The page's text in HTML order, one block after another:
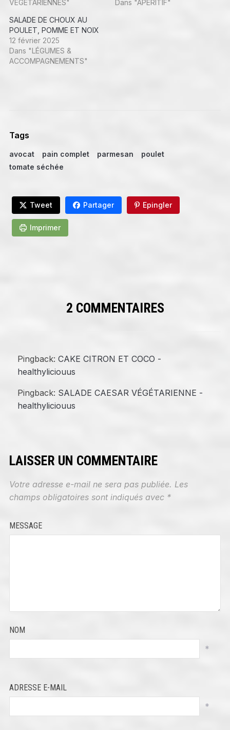
VÉGÉTARIENNES"
Dans "APÉRITIF"
SALADE DE CHOUX AU
POULET, POMME ET NOIX
12 février 2025
Dans "LÉGUMES &
ACCOMPAGNEMENTS"
Tags
avocat pain complet parmesan
poulet
tomate séchée
Tweet Partager Epingler
Imprimer
2 COMMENTAIRES
Pingback: CAKE CITRON ET COCO -
healthyliciouus
Pingback: SALADE CAESAR VÉGÉTARIENNE -
healthyliciouus
LAISSER UN COMMENTAIRE
Votre adresse e-mail ne sera pas publiée. Les
champs obligatoires sont indiqués avec *
MESSAGE
NOM
*
ADRESSE E-MAIL
*